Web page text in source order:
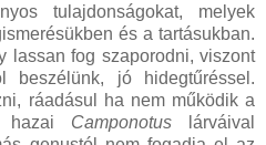
tulajdonságokat, melyek
és a tartásukban.
lassan fog szaporodni, viszont
beszélünk, jó hidegtűréssel.
ráadásul ha nem működik a
hazai Camponotus lárváival